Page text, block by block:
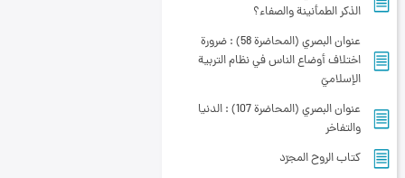
الذكر الطمأنينة والصفاء؟
عنوان البصري (المحاضرة 58) : ضرورة
اختلاف أوضاع الناس في نظام التربية
الإسلاميّ
عنوان البصري (المحاضرة 107) : الدنيا
والتفاخر
کتاب الروح المجرّد